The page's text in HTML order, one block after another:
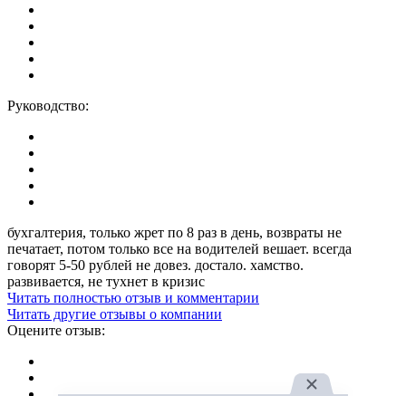
Руководство:
бухгалтерия, только жрет по 8 раз в день, возвраты не
печатает, потом только все на водителей вешает. всегда
говорят 5-50 рублей не довез. достало. хамство.
развивается, не тухнет в кризис
Читать полностью отзыв и комментарии
Читать другие отзывы о компании
Оцените отзыв: